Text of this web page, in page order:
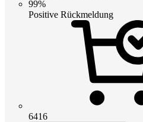
99%
Positive Rückmeldung
6416